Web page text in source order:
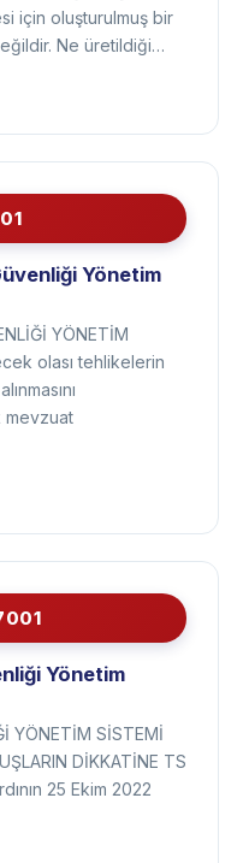
Çevreye
için oluşturulmuş bir
Ne üretildiği…
Yönetim
YÖNETİM
olası tehlikelerin
Yönetim
YÖNETİM SİSTEMİ
DİKKATİNE TS
25 Ekim 2022